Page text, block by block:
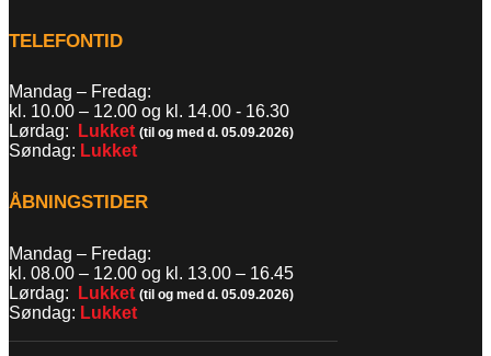
TELEFONTID
Mandag – Fredag:
kl. 10.00 – 12.00 og kl. 14.00 - 16.30
Lørdag:
Lukket (til og med d. 05.09.2026)
Søndag: Lukket
ÅBNINGSTIDER
Mandag – Fredag:
kl. 08.00 – 12.00 og kl. 13.00 – 16.45
Lørdag:
Lukket (til og med d. 05.09.2026)
Søndag: Lukket